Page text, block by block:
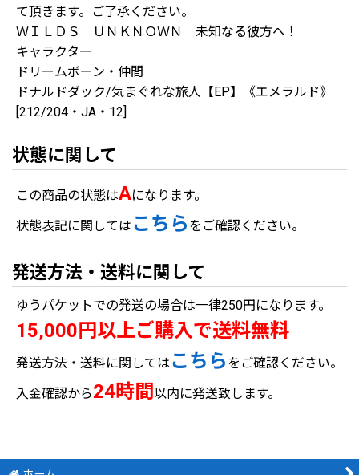
て頂きます。ご了承ください。
ＷＩＬＤＳ ＵＮＫＮＯＷＮ 未知なる彼方へ！
キャラクター
ドリームボーン・仲間
ドナルドダック/気まぐれな旅人【EP】《エメラルド》
[212/204・JA・12]
状態に関して
この商品の状態はAになります。
状態表記に関しては こちら をご確認ください。
発送方法・送料に関して
ゆうパケットでの発送の場合は一律250円になります。
15,000円以上ご購入で送料無料
発送方法・送料に関しては こちら をご確認ください。
入金確認から24時間 以内に発送致します。